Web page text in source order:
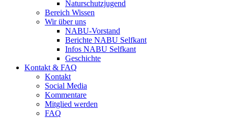
Naturschutzjugend
Bereich Wissen
Wir über uns
NABU-Vorstand
Berichte NABU Selfkant
Infos NABU Selfkant
Geschichte
Kontakt & FAQ
Kontakt
Social Media
Kommentare
Mitglied werden
FAQ